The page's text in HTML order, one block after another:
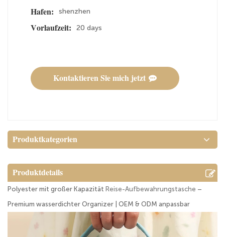
Hafen:
shenzhen
Vorlaufzeit:
20 days
Kontaktieren Sie mich jetzt
Produktkategorien
Produktdetails
Polyester mit großer Kapazität Reise-Aufbewahrungstasche –
Premium wasserdichter Organizer | OEM & ODM anpassbar